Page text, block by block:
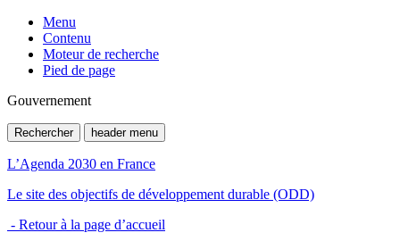
Menu
Contenu
Moteur de recherche
Pied de page
Gouvernement
Rechercher header menu
L’Agenda 2030 en France
Le site des objectifs de développement durable (ODD)
- Retour à la page d’accueil